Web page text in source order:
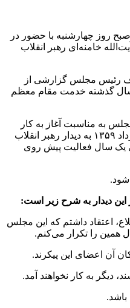
روز چهارشنبه با حضور در
خامنه‌ای رهبر انقلاب
رئیس مجلس گزارشی از
گذشته خدمت مقام معظم
به مناسبت آغاز به کار
مجلس در ابتدای انقلاب در سوم خرداد ۱۳۵۹ به دیدار رهبر انقلاب
یک سال فعالیت پیش روی
شود.
این دیدار به شرح زیر است:
اعتقاد داشتم که این مجلس
همین را تکرار می‌کنم.
آن اعضای این پیکرند.
دیگر به کار نخواهند آمد.
باشد.